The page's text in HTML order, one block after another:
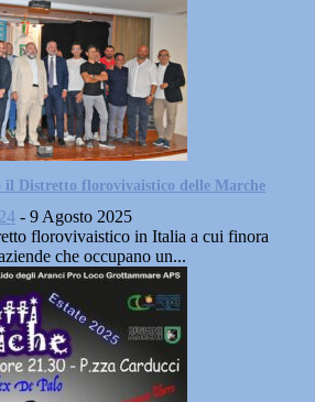
il Distretto florovivaistico delle Marche
- 9 Agosto 2025
florovivaistico in Italia a cui finora
che occupano un...